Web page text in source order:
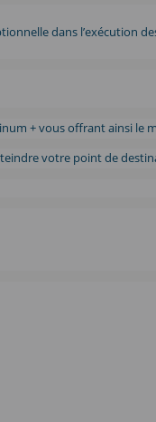
dans l’exécution
+ vous offrant ainsi
votre point de